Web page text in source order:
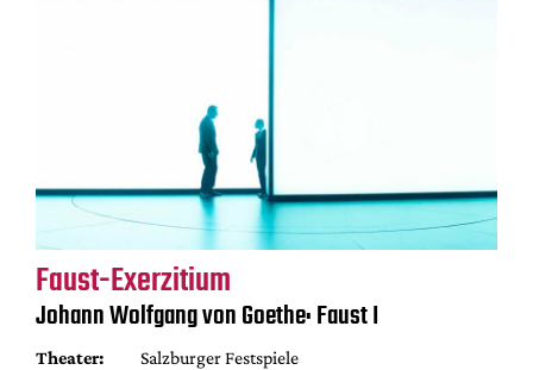
Faust-Exerzitium
Johann Wolfgang von Goethe: Faust I
Theater:
Salzburger Festspiele